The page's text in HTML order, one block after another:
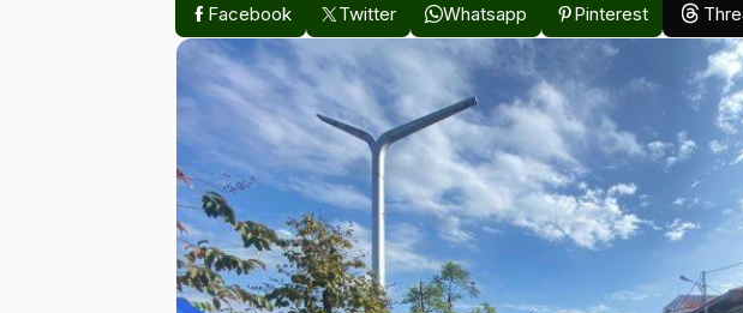
Facebook
Twitter Whatsapp Pinterest